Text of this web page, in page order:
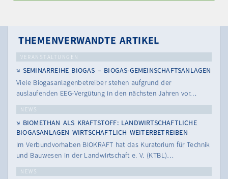
THEMENVERWANDTE ARTIKEL
VERANSTALTUNGEN
SEMINARREIHE BIOGAS – BIOGAS-GEMEINSCHAFTSANLAGEN
Viele Biogasanlagenbetreiber stehen aufgrund der
auslaufenden EEG-Vergütung in den nächsten Jahren vor…
NEWS
BIOMETHAN ALS KRAFTSTOFF: LANDWIRTSCHAFTLICHE
BIOGASANLAGEN WIRTSCHAFTLICH WEITERBETREIBEN
Im Verbundvorhaben BIOKRAFT hat das Kuratorium für Technik
und Bauwesen in der Landwirtschaft e. V. (KTBL)…
NEWS